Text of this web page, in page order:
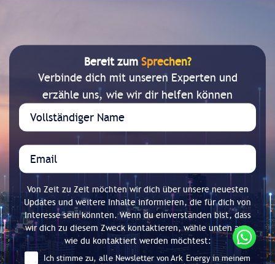
Bereit zum Sprechen?
Verbinde dich mit unseren Experten und
erzähle uns, wie wir dir helfen können
Von Zeit zu Zeit möchten wir dich über unsere neuesten
Updates und weitere Inhalte informieren, die für dich von
Interesse sein könnten. Wenn du einverstanden bist, dass
wir dich zu diesem Zweck kontaktieren, wähle unten aus,
wie du kontaktiert werden möchtest:
Ich stimme zu, alle Newsletter von Ark Energy in meinem